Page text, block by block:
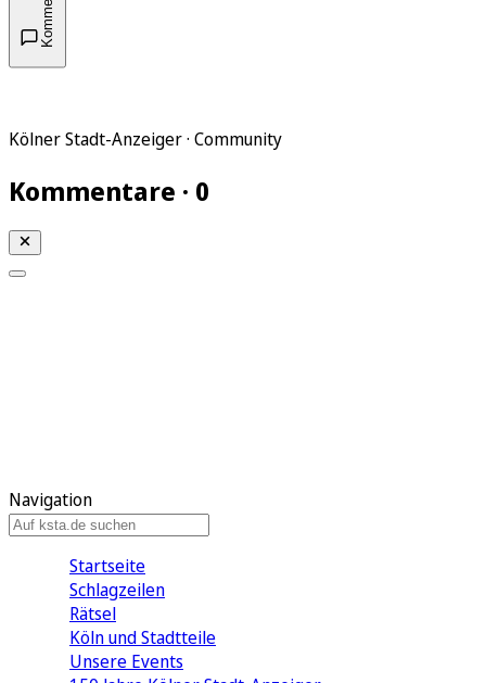
Kölner Stadt-Anzeiger · Community
Kommentare · 0
Navigation
Startseite
Schlagzeilen
Rätsel
Köln und Stadtteile
Unsere Events